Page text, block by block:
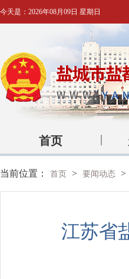
今天是： 2026年08月09日 星期日
首页
当前位置： 首页 > 要闻动态 >
江苏省